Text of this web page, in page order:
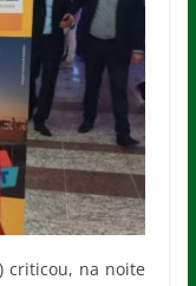
criticou, na noite